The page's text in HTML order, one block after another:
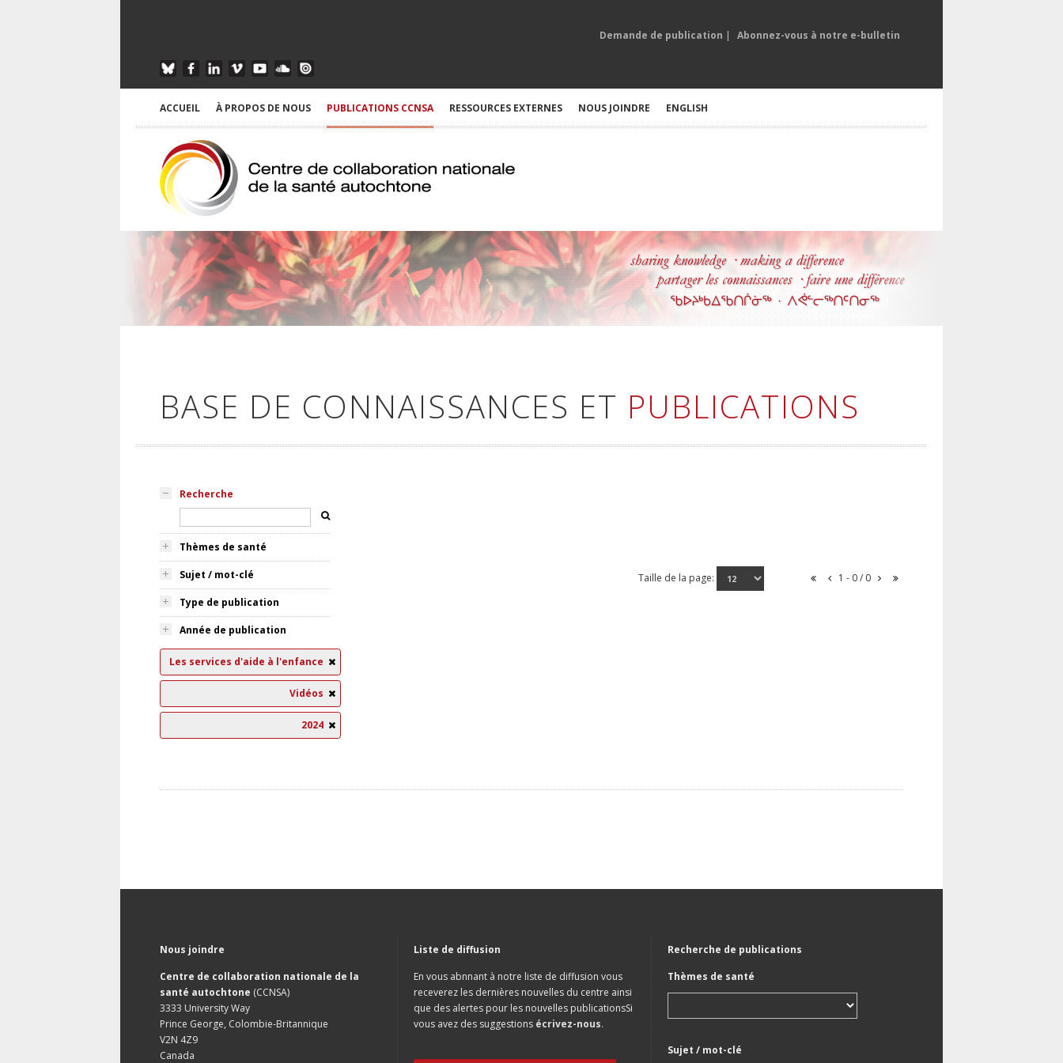
Demande de publication | Abonnez-vous à notre e-bulletin
ACCUEIL À PROPOS DE NOUS PUBLICATIONS CCNSA RESSOURCES EXTERNES NOUS JOINDRE ENGLISH
BASE DE CONNAISSANCES ET PUBLICATIONS
Recherche
Thèmes de santé
Sujet / mot-clé
Type de publication
Année de publication
Les services d'aide à l'enfance
Vidéos
2024
Taille de la page: 1 - 0 / 0
Nous joindre
Centre de collaboration nationale de la
santé autochtone (CCNSA)
3333 University Way
Prince George, Colombie-Britannique
V2N 4Z9
Canada
Liste de diffusion
En vous abnnant à notre liste de diffusion vous
receverez les dernières nouvelles du centre ainsi
que des alertes pour les nouvelles publicationsSi
vous avez des suggestions écrivez-nous.
Recherche de publications
Thèmes de santé
Sujet / mot-clé